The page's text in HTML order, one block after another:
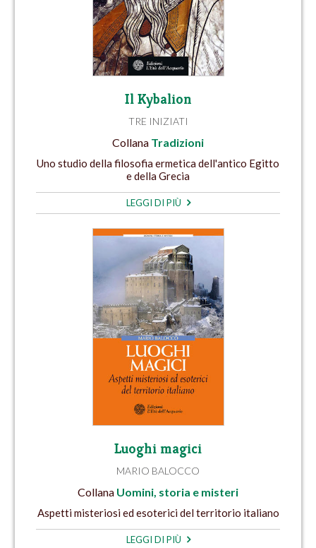
Il Kybalion
TRE INIZIATI
Collana Tradizioni
Uno studio della filosofia ermetica dell'antico Egitto
e della Grecia
LEGGI DI PIÙ
Luoghi magici
MARIO BALOCCO
Collana Uomini, storia e misteri
Aspetti misteriosi ed esoterici del territorio italiano
LEGGI DI PIÙ